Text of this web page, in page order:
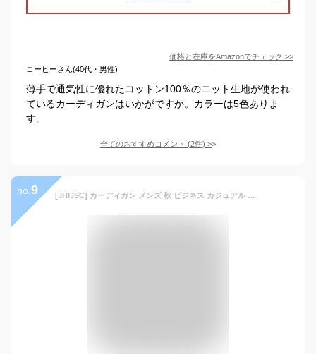
価格と在庫をAmazonでチェック >>
コーヒーさん(40代・男性)
薄手で通気性に優れたコットン100％のニット生地が使われ
ているカーディガンはいかがですか。カラーは5色ありま
す。
全てのおすすめコメント (2件) >
no. 9 [JHIJSC] カーディガン メンズ 秋 ビジネス カジュアル 無地 アウター おしゃれ 大きいサイズ (ダークグレー, L)